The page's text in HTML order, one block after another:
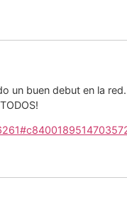
un buen debut en la